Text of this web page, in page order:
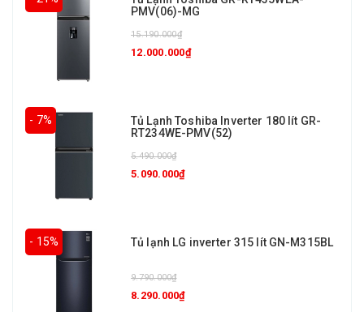
PMV(06)-MG
15.190.000₫
12.000.000₫
- 7%
Tủ Lạnh Toshiba Inverter 180 lít GR-
RT234WE-PMV(52)
5.490.000₫
5.090.000₫
- 15% Tủ lạnh LG inverter 315 lít GN-M315BL
9.790.000₫
8.290.000₫